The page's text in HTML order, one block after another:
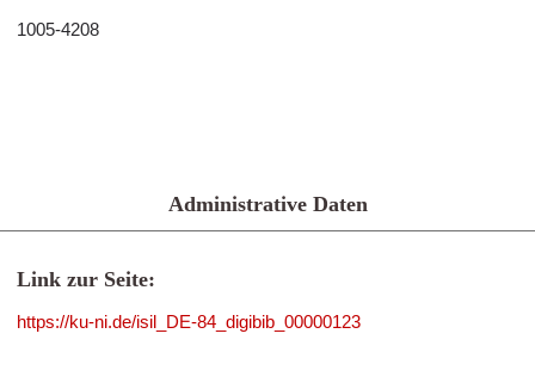
1005-4208
Administrative Daten
Link zur Seite:
https://ku-ni.de/isil_DE-84_digibib_00000123